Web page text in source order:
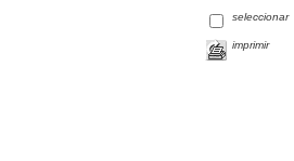
seleccionar
imprimir